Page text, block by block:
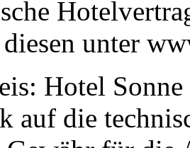
unter
Hotel Sonne
auf die